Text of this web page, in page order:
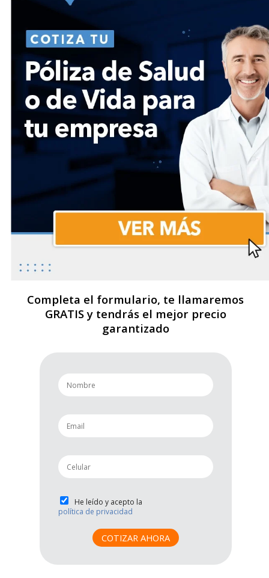
Completa el formulario, te llamaremos
GRATIS y tendrás el mejor precio
garantizado
n
a
e
*
e
m
l
*
p
h
n
e
P
r
c
He leído y acepto la
política de privacidad
COTIZAR AHORA